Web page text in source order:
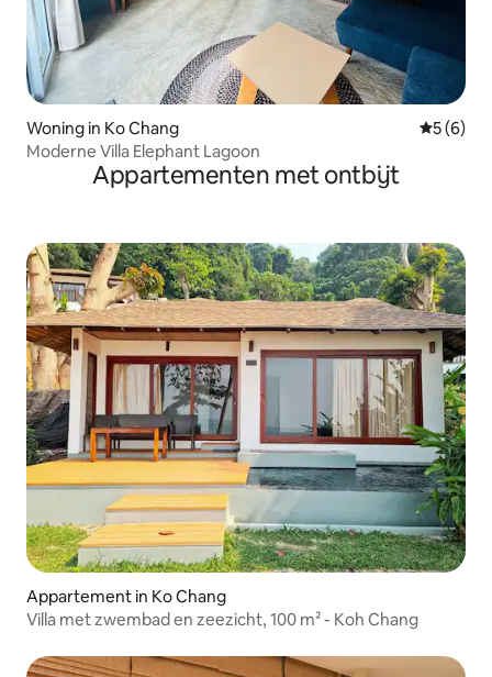
Woning in Ko Chang
5 (6)
Moderne Villa Elephant Lagoon
Appartementen met ontbijt
Appartement in Ko Chang
Villa met zwembad en zeezicht, 100 m² - Koh Chang